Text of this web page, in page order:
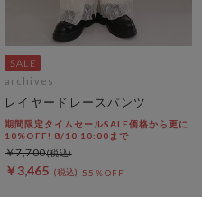
archives
レイヤードレースパンツ
期間限定タイムセールSALE価格から更に
10%OFF! 8/10 10:00まで
￥3,465 55％OFF
￥7,700